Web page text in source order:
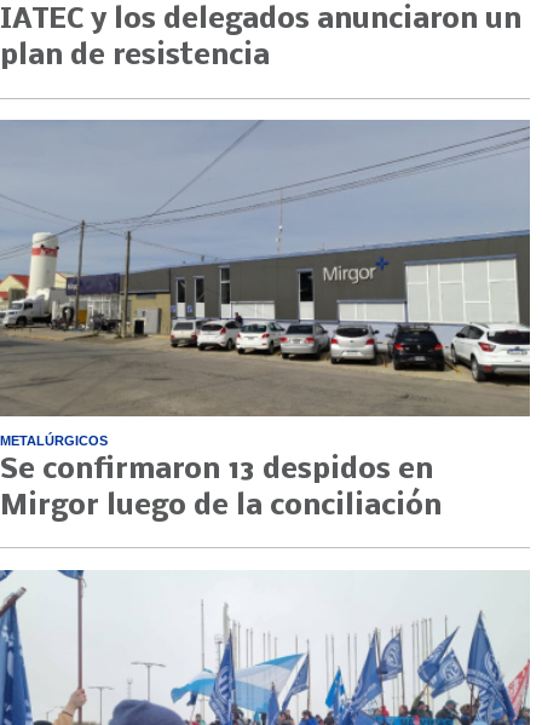
IATEC y los delegados anunciaron un
plan de resistencia
METALÚRGICOS
Se confirmaron 13 despidos en
Mirgor luego de la conciliación